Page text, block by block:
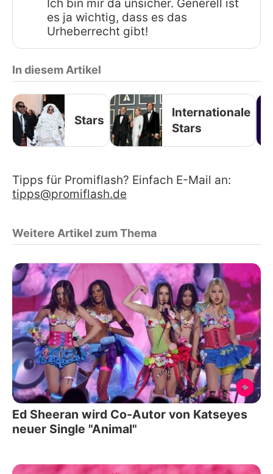
Ich bin mir da unsicher. Generell ist
es ja wichtig, dass es das
Urheberrecht gibt!
In diesem Artikel
Stars
Internationale
Stars
Tipps für Promiflash? Einfach E-Mail an:
tipps@promiflash.de
Weitere Artikel zum Thema
Ed Sheeran wird Co-Autor von Katseyes
neuer Single "Animal"